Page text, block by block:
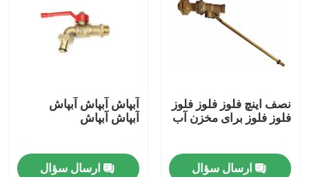
نصف اینچ فلوز فلوز فلوز
فلوز فلوز برای مخزن آب
ارسال سؤال
آبپاش آبپاش آبپاش
آبپاش آبپاش
ارسال سؤال